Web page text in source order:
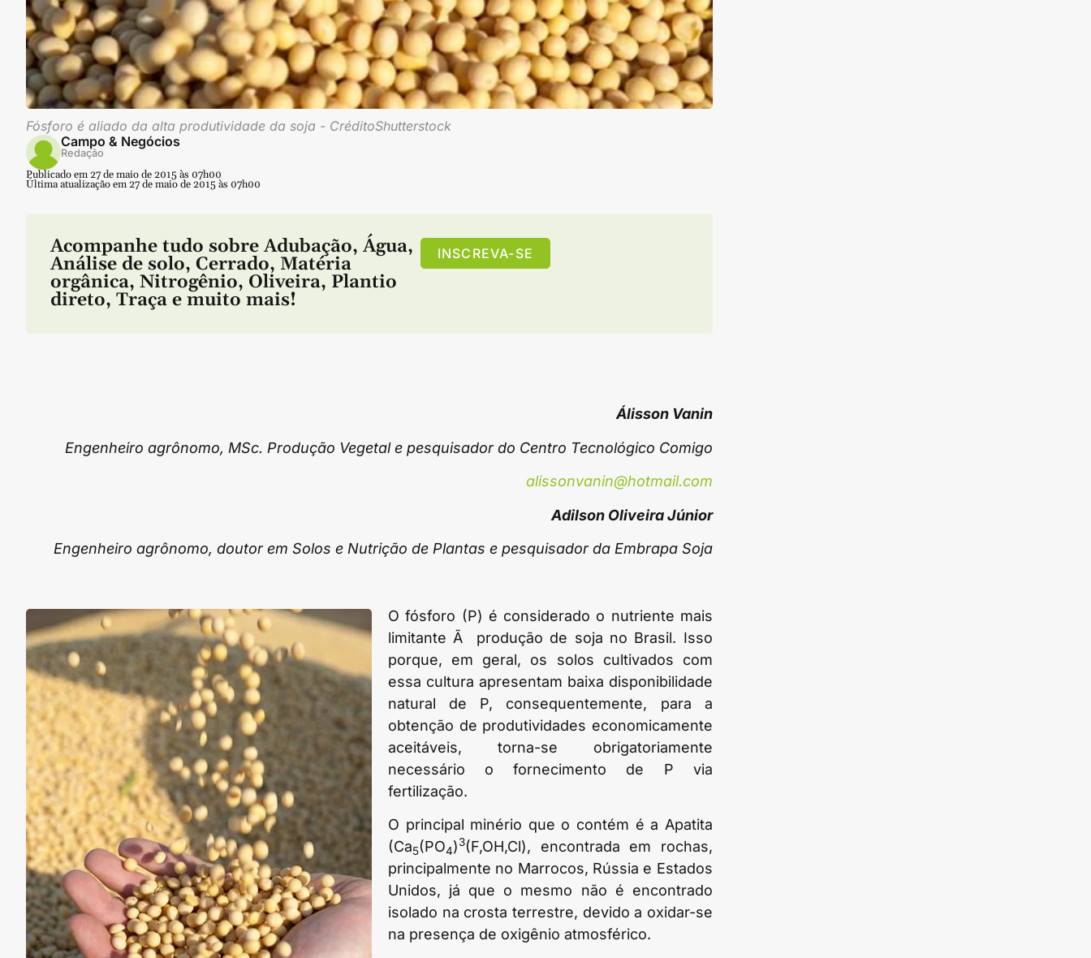
Fósforo é aliado da alta produtividade da soja - CréditoShutterstock
Campo & Negócios
Redação
Publicado em 27 de maio de 2015 às 07h00
Última atualização em 27 de maio de 2015 às 07h00
Acompanhe tudo sobre Adubação, Água,
Análise de solo, Cerrado, Matéria
orgânica, Nitrogênio, Oliveira, Plantio
direto, Traça e muito mais!
INSCREVA-SE
Álisson Vanin
Engenheiro agrônomo, MSc. Produção Vegetal e pesquisador do Centro Tecnológico Comigo
alissonvanin@hotmail.com
Adilson Oliveira Júnior
Engenheiro agrônomo, doutor em Solos e Nutrição de Plantas e pesquisador da Embrapa Soja
O fósforo (P) é considerado o nutriente mais
limitante Ã produção de soja no Brasil. Isso
porque, em geral, os solos cultivados com
essa cultura apresentam baixa disponibilidade
natural de P, consequentemente, para a
obtenção de produtividades economicamente
aceitáveis, torna-se obrigatoriamente
necessário o fornecimento de P via
fertilização.
O principal minério que o contém é a Apatita
(Ca5(PO4)3(F,OH,Cl), encontrada em rochas,
principalmente no Marrocos, Rússia e Estados
Unidos, já que o mesmo não é encontrado
isolado na crosta terrestre, devido a oxidar-se
na presença de oxigênio atmosférico.